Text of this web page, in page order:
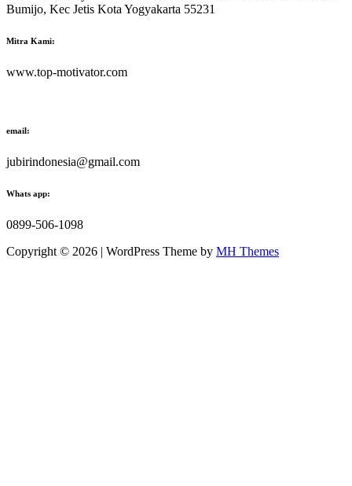
Bumijo, Kec Jetis Kota Yogyakarta 55231
Mitra Kami:
www.top-motivator.com
email:
jubirindonesia@gmail.com
Whats app:
0899-506-1098
Copyright © 2026 | WordPress Theme by MH Themes